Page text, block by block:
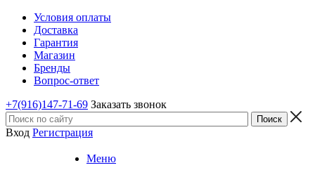
Условия оплаты
Доставка
Гарантия
Магазин
Бренды
Вопрос-ответ
+7(916)147-71-69 Заказать звонок
Вход Регистрация
Меню